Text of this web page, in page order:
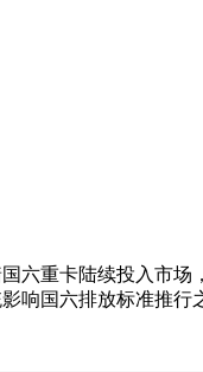
六重卡陆续投入市
响国六排放标准推